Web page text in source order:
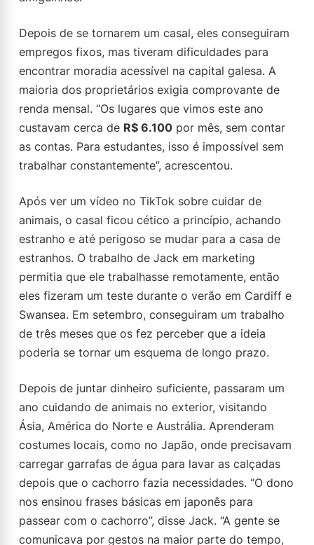
Depois de se tornarem um casal, eles conseguiram
empregos fixos, mas tiveram dificuldades para
encontrar moradia acessível na capital galesa. A
maioria dos proprietários exigia comprovante de
renda mensal. “Os lugares que vimos este ano
custavam cerca de R$ 6.100 por mês, sem contar
as contas. Para estudantes, isso é impossível sem
trabalhar constantemente”, acrescentou.
Após ver um vídeo no TikTok sobre cuidar de
animais, o casal ficou cético a princípio, achando
estranho e até perigoso se mudar para a casa de
estranhos. O trabalho de Jack em marketing
permitia que ele trabalhasse remotamente, então
eles fizeram um teste durante o verão em Cardiff e
Swansea. Em setembro, conseguiram um trabalho
de três meses que os fez perceber que a ideia
poderia se tornar um esquema de longo prazo.
Depois de juntar dinheiro suficiente, passaram um
ano cuidando de animais no exterior, visitando
Ásia, América do Norte e Austrália. Aprenderam
costumes locais, como no Japão, onde precisavam
carregar garrafas de água para lavar as calçadas
depois que o cachorro fazia necessidades. “O dono
nos ensinou frases básicas em japonês para
passear com o cachorro”, disse Jack. “A gente se
comunicava por gestos na maior parte do tempo,